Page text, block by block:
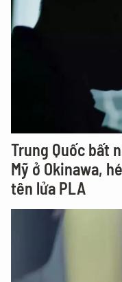
Trung Quốc bất
Mỹ ở Okinawa,
tên lửa PLA